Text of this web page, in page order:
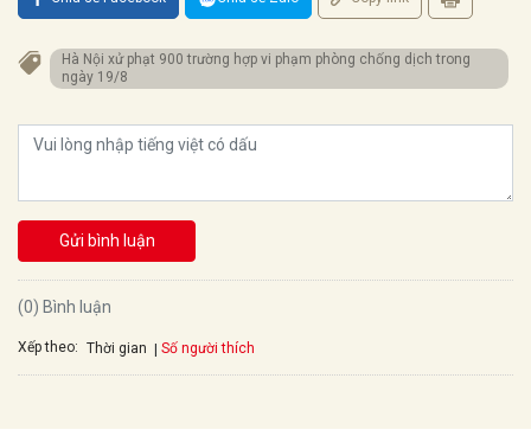
Hà Nội xử phạt 900 trường hợp vi phạm phòng chống dịch trong
ngày 19/8
Gửi bình luận
(0) Bình luận
Xếp theo: Thời gian Số người thích